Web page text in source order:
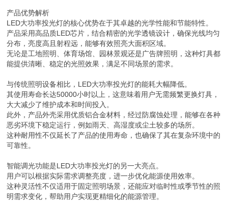
产品优势解析
LED大功率投光灯的核心优势在于其卓越的光学性能和节能特性。
产品采用高品质LED芯片，结合精密的光学透镜设计，确保光线均匀
分布，亮度高且射程远，能够有效照亮大面积区域。
无论是工地照明、体育场馆、园林景观还是广告牌照明，这种灯具都
能提供清晰、稳定的光照效果，满足不同场景的需求。
与传统照明设备相比，LED大功率投光灯的能耗大幅降低。
其使用寿命长达50000小时以上，这意味着用户无需频繁更换灯具，
大大减少了维护成本和时间投入。
此外，产品外壳采用优质铝合金材料，经过防腐蚀处理，能够在各种
恶劣环境下稳定运行，例如雨天、高湿度或尘土较多的场所。
这种耐用性不仅延长了产品的使用寿命，也确保了其在复杂环境中的
可靠性。
智能调光功能是LED大功率投光灯的另一大亮点。
用户可以根据实际需求调整亮度，进一步优化能源使用效率。
这种灵活性不仅适用于固定照明场景，还能应对临时性或季节性的照
明需求变化，帮助用户实现更精细化的能源管理。